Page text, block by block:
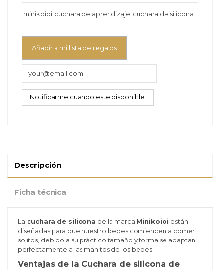
minikoioi cuchara de aprendizaje cuchara de silicona
Añadir a mi lista de regalos
Descripción
Ficha técnica
La cuchara de silicona de la marca Minikoioi están
diseñadas para que nuestro bebes comiencen a comer
solitos, debido a su práctico tamaño y forma se adaptan
perfectamente a las manitos de los bebes.
Ventajas de la Cuchara de silicona de